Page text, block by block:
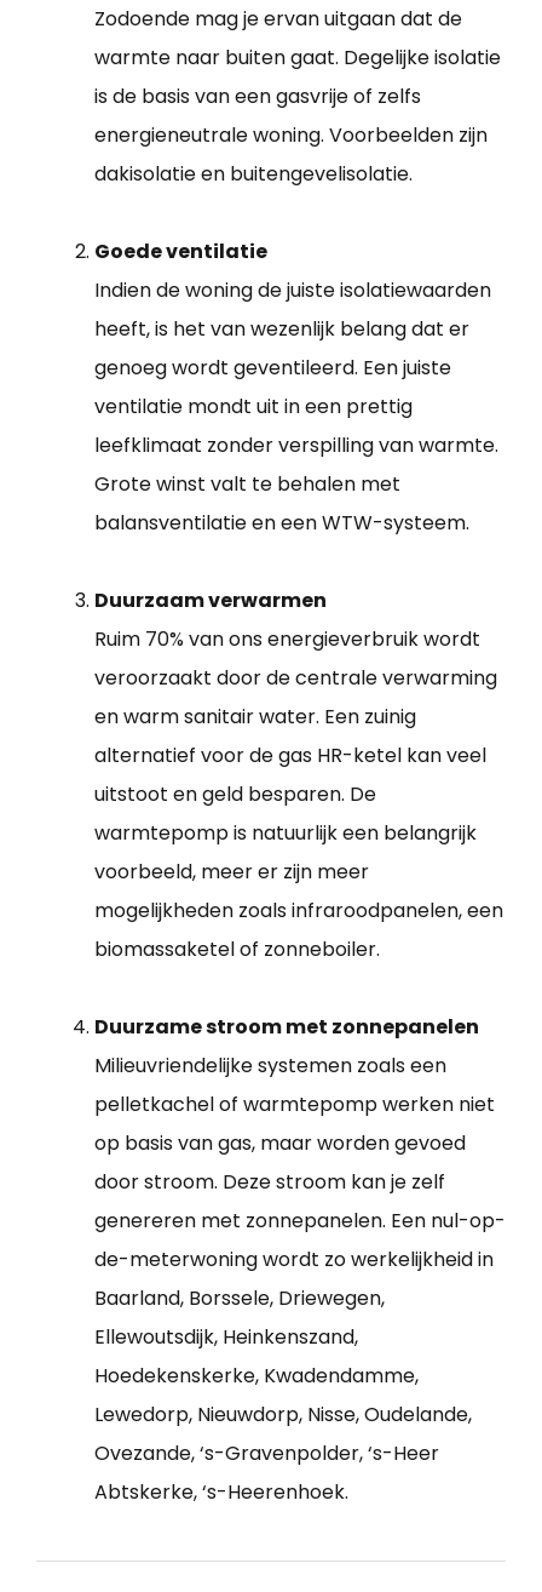
Zodoende mag je ervan uitgaan dat de
warmte naar buiten gaat. Degelijke isolatie
is de basis van een gasvrije of zelfs
energieneutrale woning. Voorbeelden zijn
dakisolatie en buitengevelisolatie.
Goede ventilatie
Indien de woning de juiste isolatiewaarden
heeft, is het van wezenlijk belang dat er
genoeg wordt geventileerd. Een juiste
ventilatie mondt uit in een prettig
leefklimaat zonder verspilling van warmte.
Grote winst valt te behalen met
balansventilatie en een WTW-systeem.
Duurzaam verwarmen
Ruim 70% van ons energieverbruik wordt
veroorzaakt door de centrale verwarming
en warm sanitair water. Een zuinig
alternatief voor de gas HR-ketel kan veel
uitstoot en geld besparen. De
warmtepomp is natuurlijk een belangrijk
voorbeeld, meer er zijn meer
mogelijkheden zoals infraroodpanelen, een
biomassaketel of zonneboiler.
Duurzame stroom met zonnepanelen
Milieuvriendelijke systemen zoals een
pelletkachel of warmtepomp werken niet
op basis van gas, maar worden gevoed
door stroom. Deze stroom kan je zelf
genereren met zonnepanelen. Een nul-op-
de-meterwoning wordt zo werkelijkheid in
Baarland, Borssele, Driewegen,
Ellewoutsdijk, Heinkenszand,
Hoedekenskerke, Kwadendamme,
Lewedorp, Nieuwdorp, Nisse, Oudelande,
Ovezande, ‘s-Gravenpolder, ‘s-Heer
Abtskerke, ‘s-Heerenhoek.